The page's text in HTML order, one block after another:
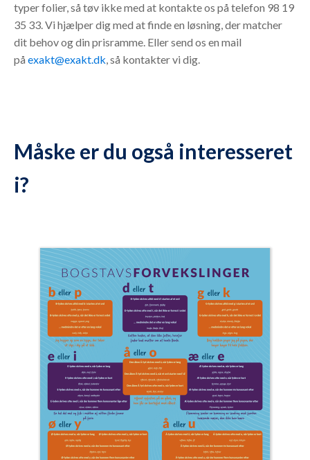
typer folier, så tøv ikke med at kontakte os på telefon 98 19
35 33. Vi hjælper dig med at finde en løsning, der matcher
dit behov og din prisramme. Eller send os en mail
på exakt@exakt.dk, så kontakter vi dig.
Måske er du også interesseret
i?